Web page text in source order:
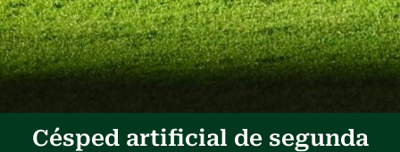
Césped artificial de segunda